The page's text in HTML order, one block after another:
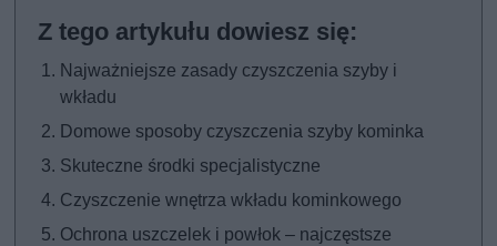
Najważniejsze zasady czyszczenia szyby i
wkładu
Domowe sposoby czyszczenia szyby kominka
Skuteczne środki specjalistyczne
Czyszczenie wnętrza wkładu kominkowego
Ochrona uszczelek i powłok – najczęstsze